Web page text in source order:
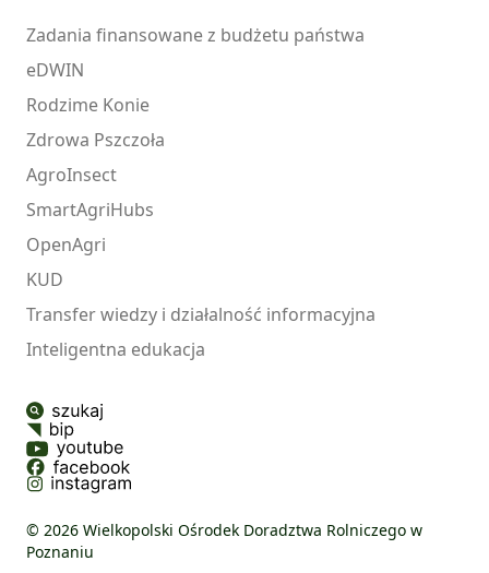
Zadania finansowane z budżetu państwa
eDWIN
Rodzime Konie
Zdrowa Pszczoła
AgroInsect
SmartAgriHubs
OpenAgri
KUD
Transfer wiedzy i działalność informacyjna
Inteligentna edukacja
© 2026 Wielkopolski Ośrodek Doradztwa Rolniczego w
Poznaniu